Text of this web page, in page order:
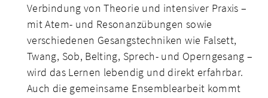
Verbindung von Theorie und intensiver Praxis –
mit Atem- und Resonanzübungen sowie
verschiedenen Gesangstechniken wie Falsett,
Twang, Sob, Belting, Sprech- und Operngesang –
wird das Lernen lebendig und direkt erfahrbar.
Auch die gemeinsame Ensemblearbeit kommt